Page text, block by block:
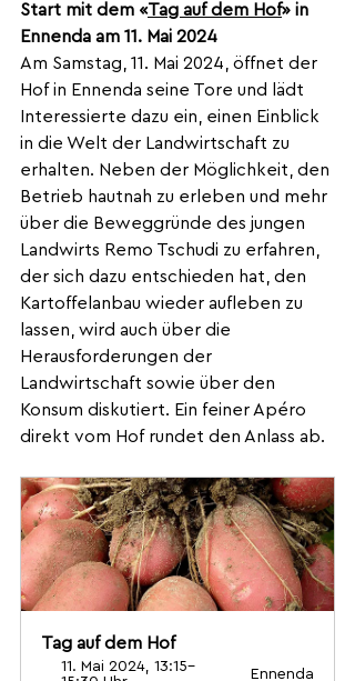
Start mit dem «Tag auf dem Hof» in
Ennenda am 11. Mai 2024
Am Samstag, 11. Mai 2024, öffnet der
Hof in Ennenda seine Tore und lädt
Interessierte dazu ein, einen Einblick
in die Welt der Landwirtschaft zu
erhalten. Neben der Möglichkeit, den
Betrieb hautnah zu erleben und mehr
über die Beweggründe des jungen
Landwirts Remo Tschudi zu erfahren,
der sich dazu entschieden hat, den
Kartoffelanbau wieder aufleben zu
lassen, wird auch über die
Herausforderungen der
Landwirtschaft sowie über den
Konsum diskutiert. Ein feiner Apéro
direkt vom Hof rundet den Anlass ab.
Tag auf dem Hof
11. Mai 2024, 13:15–
Ennenda